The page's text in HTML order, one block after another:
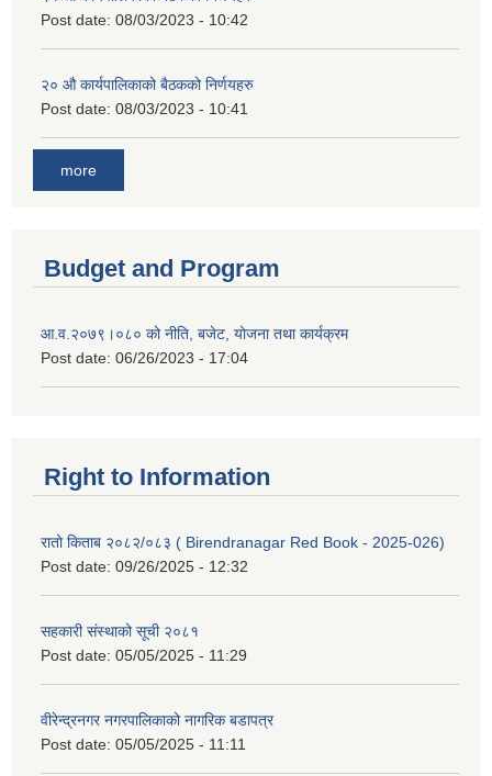
Post date: 08/03/2023 - 10:42
२‍० औ कार्यपालिकाको बैठकको निर्णयहरु
Post date: 08/03/2023 - 10:41
more
Budget and Program
आ.व.२०७९।०८० को नीति, बजेट, योजना तथा कार्यक्रम
Post date: 06/26/2023 - 17:04
Right to Information
रातो किताब २०८२/०८३ ( Birendranagar Red Book - 2025-026)
Post date: 09/26/2025 - 12:32
सहकारी संस्थाको सूची २०८१
Post date: 05/05/2025 - 11:29
वीरेन्द्रनगर नगरपालिकाको नागरिक बडापत्र
Post date: 05/05/2025 - 11:11